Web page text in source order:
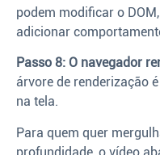
podem modificar o
adicionar
Passo 8: O navegador
árvore de renderização
na tela.
Para quem quer